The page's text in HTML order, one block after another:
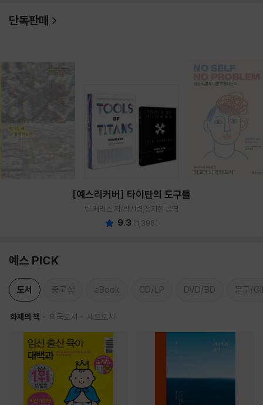
단독판매
[예스리커버] 타이탄의 도구들
팀 페리스 저/박선령,정지현 공역
9.3 (1,396)
예스 PICK
도서 중고샵 eBook CD/LP DVD/BD 문구/
화제의 책 외국도서 세트도서